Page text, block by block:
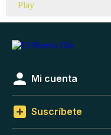
Mi cuenta
Suscríbete